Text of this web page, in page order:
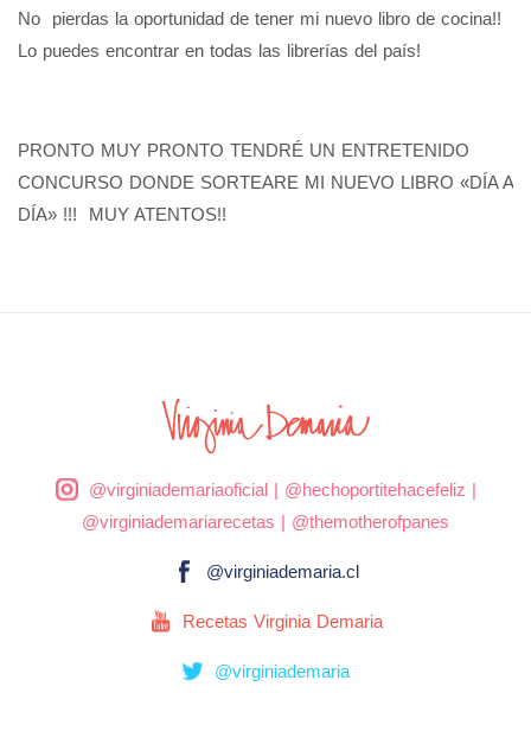
No pierdas la oportunidad de tener mi nuevo libro de cocina!!
Lo puedes encontrar en todas las librerías del país!
PRONTO MUY PRONTO TENDRÉ UN ENTRETENIDO
CONCURSO DONDE SORTEARE MI NUEVO LIBRO «DÍA A
DÍA» !!! MUY ATENTOS!!
@virginiademariaoficial| @hechoportitehacefeliz |
@virginiademariarecetas | @themotherofpanes
@virginiademaria.cl
Recetas Virginia Demaria
@virginiademaria